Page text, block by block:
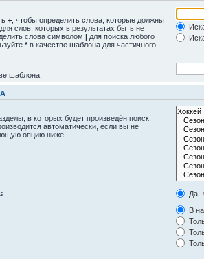
+ , чтобы определить слова, которые должны
для слов, которых в результатах быть не
слова символом | для поиска любого
* в качестве шаблона для частичного
шаблона.
в которых будет произведён поиск.
автоматически, если вы не
опцию ниже.
Да
В